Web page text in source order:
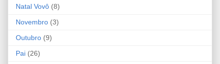
Natal Vovô (8)
Novembro (3)
Outubro (9)
Pai (26)